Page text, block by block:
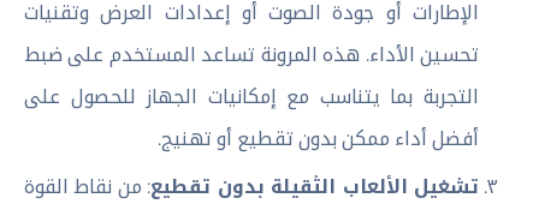
الإطارات أو جودة الصوت أو إعدادات العرض وتقنيات
تحسين الأداء. هذه المرونة تساعد المستخدم على ضبط
التجربة بما يتناسب مع إمكانيات الجهاز للحصول على
أفضل أداء ممكن بدون تقطيع أو تهنيج.
تشغيل الألعاب الثقيلة بدون تقطيع: من نقاط القوة